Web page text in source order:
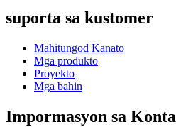
suporta sa kustomer
Mahitungod Kanato
Mga produkto
Proyekto
Mga bahin
Impormasyon sa